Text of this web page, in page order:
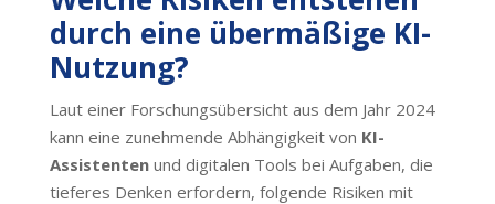
durch eine übermäßige KI-
Nutzung?
Laut einer Forschungsübersicht aus dem Jahr 2024
kann eine zunehmende Abhängigkeit von KI-
Assistentenund digitalen Tools bei Aufgaben, die
tieferes Denken erfordern, folgende Risiken mit